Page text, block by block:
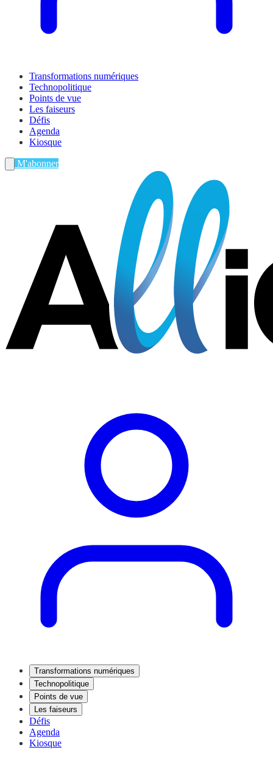
Transformations numériques
Technopolitique
Points de vue
Les faiseurs
Défis
Agenda
Kiosque
M'abonner
Transformations numériques
Technopolitique
Points de vue
Les faiseurs
Défis
Agenda
Kiosque